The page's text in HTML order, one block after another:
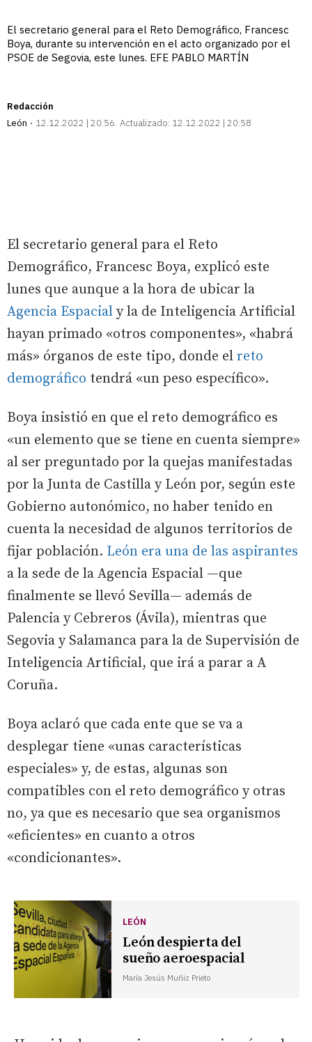
El secretario general para el Reto Demográfico, Francesc
Boya, durante su intervención en el acto organizado por el
PSOE de Segovia, este lunes. EFE PABLO MARTÍN
Redacción
León
12.12.2022 | 20:56 Actualizado: 12.12.2022 | 20:58
El secretario general para el Reto
Demográfico, Francesc Boya, explicó este
lunes que aunque a la hora de ubicar la
Agencia Espacial y la de Inteligencia Artificial
hayan primado «otros componentes», «habrá
más» órganos de este tipo, donde el reto
demográfico tendrá «un peso específico».
Boya insistió en que el reto demográfico es
«un elemento que se tiene en cuenta siempre»
al ser preguntado por la quejas manifestadas
por la Junta de Castilla y León por, según este
Gobierno autonómico, no haber tenido en
cuenta la necesidad de algunos territorios de
fijar población. León era una de las aspirantes
a la sede de la Agencia Espacial —que
finalmente se llevó Sevilla— además de
Palencia y Cebreros (Ávila), mientras que
Segovia y Salamanca para la de Supervisión de
Inteligencia Artificial, que irá a parar a A
Coruña.
Boya aclaró que cada ente que se va a
desplegar tiene «unas características
especiales» y, de estas, algunas son
compatibles con el reto demográfico y otras
no, ya que es necesario que sea organismos
«eficientes» en cuanto a otros
«condicionantes».
LEÓN
León despierta del
sueño aeroespacial
María Jesús Muñiz Prieto